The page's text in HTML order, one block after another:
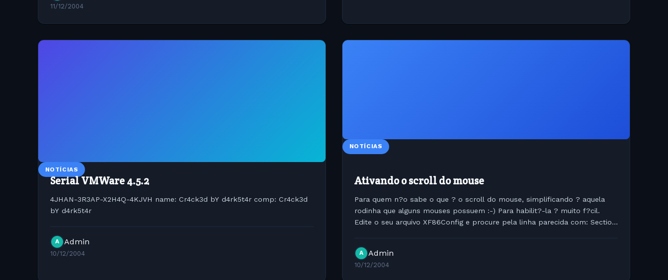
11/12/2004
NOTÍCIAS
Serial VMWare 4.5.2
4JHAN-3R3AP-X2H4Q-4KJVH name: Cr4ck3d bY d4rk5t4r comp: Cr4ck3d
bY d4rk5t4r
A Admin
10/12/2004
NOTÍCIAS
Ativando o scroll do mouse
Para quem n?o sabe o que ? o scroll do mouse, simplificando ? aquela
rodinha que alguns mouses possuem :-) Para habilit?-la ? muito f?cil.
Edite o seu arquivo XF86Config e procure pela linha parecida com: Section
A Admin
10/12/2004